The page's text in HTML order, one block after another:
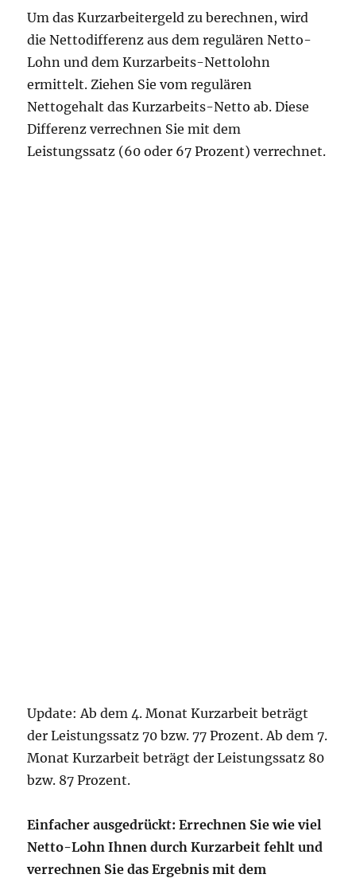
Um das Kurzarbeitergeld zu berechnen, wird
die Nettodifferenz aus dem regulären Netto-
Lohn und dem Kurzarbeits-Nettolohn
ermittelt. Ziehen Sie vom regulären
Nettogehalt das Kurzarbeits-Netto ab. Diese
Differenz verrechnen Sie mit dem
Leistungssatz (60 oder 67 Prozent) verrechnet.
Update: Ab dem 4. Monat Kurzarbeit beträgt
der Leistungssatz 70 bzw. 77 Prozent. Ab dem 7.
Monat Kurzarbeit beträgt der Leistungssatz 80
bzw. 87 Prozent.
Einfacher ausgedrückt: Errechnen Sie wie viel
Netto-Lohn Ihnen durch Kurzarbeit fehlt und
verrechnen Sie das Ergebnis mit dem